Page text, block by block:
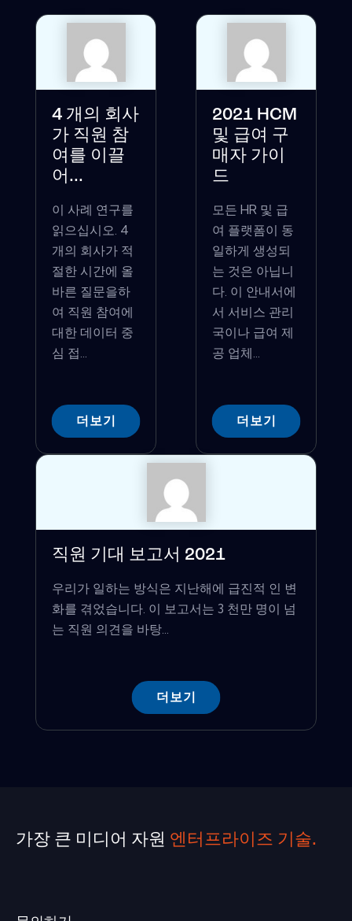
4 개의 회사
가 직원 참
여를 이끌
어...
이 사례 연구를
읽으십시오. 4
개의 회사가 적
절한 시간에 올
바른 질문을하
여 직원 참여에
대한 데이터 중
심 접...
더보기
2021 HCM
및 급여 구
매자 가이
드
모든 HR 및 급
여 플랫폼이 동
일하게 생성되
는 것은 아닙니
다. 이 안내서에
서 서비스 관리
국이나 급여 제
공 업체...
더보기
직원 기대 보고서 2021
우리가 일하는 방식은 지난해에 급진적 인 변
화를 겪었습니다. 이 보고서는 3 천만 명이 넘
는 직원 의견을 바탕...
더보기
가장 큰 미디어 자원 엔터프라이즈 기술.